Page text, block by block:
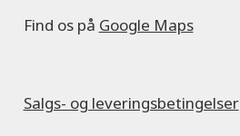
Find os på Google Maps
Salgs- og leveringsbetingelser